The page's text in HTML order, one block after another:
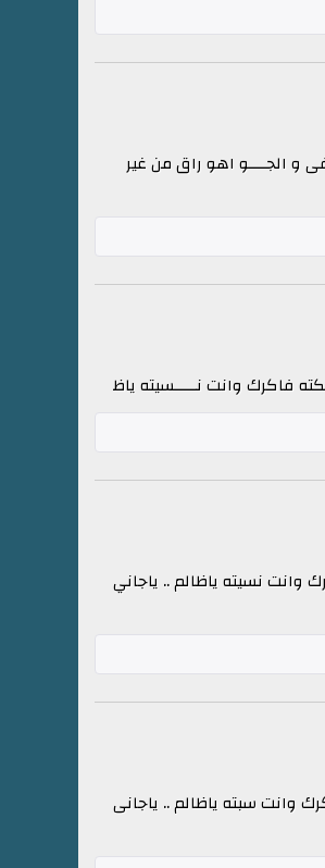
صفى و الجــــو اهو راق من غير
فاكرك وانت نـــــسيته ياظ
وانت نسيته ياظالم .. ياجاني
وانت سبته ياظالم .. ياجانى